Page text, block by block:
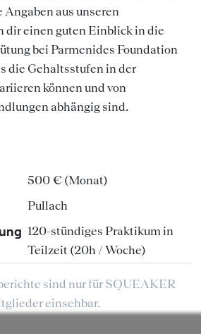
aus unseren
dir einen guten Einblick in die
bei Parmenides Foundation
die Gehaltsstufen in der
können und von
abhängig sind.
500 € (Monat)
Pullach
120-stündiges Praktikum in
Teilzeit (20h / Woche)
sind nur für SQUEAKER
einsehbar.